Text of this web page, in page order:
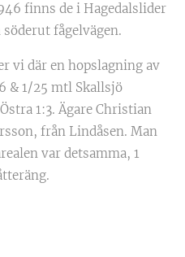
finns de i Hagedalslider
fågelvägen.
vi där en hopslagning av
& 1/25 mtl Skallsjö
1:3. Ägare Christian
från Lindåsen. Man
var detsamma, 1